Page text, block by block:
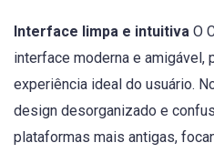
Interface limpa e intuitiva O
interface moderna e amigável,
experiência ideal do usuário.
design desorganizado e
plataformas mais antigas,